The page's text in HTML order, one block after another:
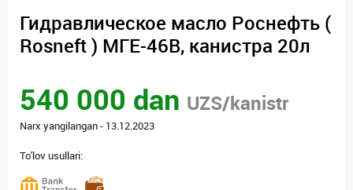
Гидравлическое масло Роснефть (
Rosneft ) МГЕ-46В, канистра 20л
540 000 dan UZS/kanistr
Narx yangilangan - 13.12.2023
To'lov usullari: